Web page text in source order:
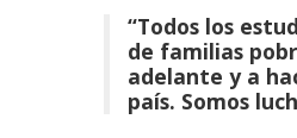
“Todos los
de familias
adelante y a
país. Somos